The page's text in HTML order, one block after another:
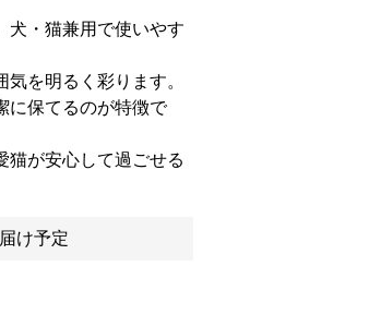
犬・猫兼用で使いやす
を明るく彩ります。
に保てるのが特徴で
猫が安心して過ごせる
け予定